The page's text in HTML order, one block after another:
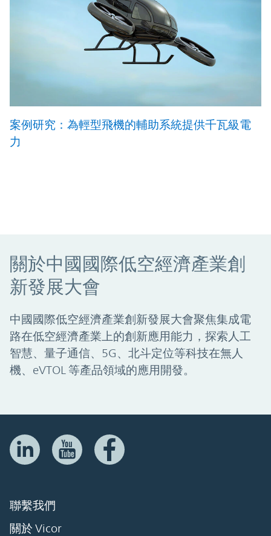
案例研究：為輕型飛機的輔助系統提供千瓦級電
力
關於中國國際低空經濟產業創
新發展大會
中國國際低空經濟產業創新發展大會聚焦集成電
路在低空經濟產業上的創新應用能力，探索人工
智慧、量子通信、5G、北斗定位等科技在無人
機、eVTOL 等產品領域的應用開發。
聯繫我們
關於 Vicor